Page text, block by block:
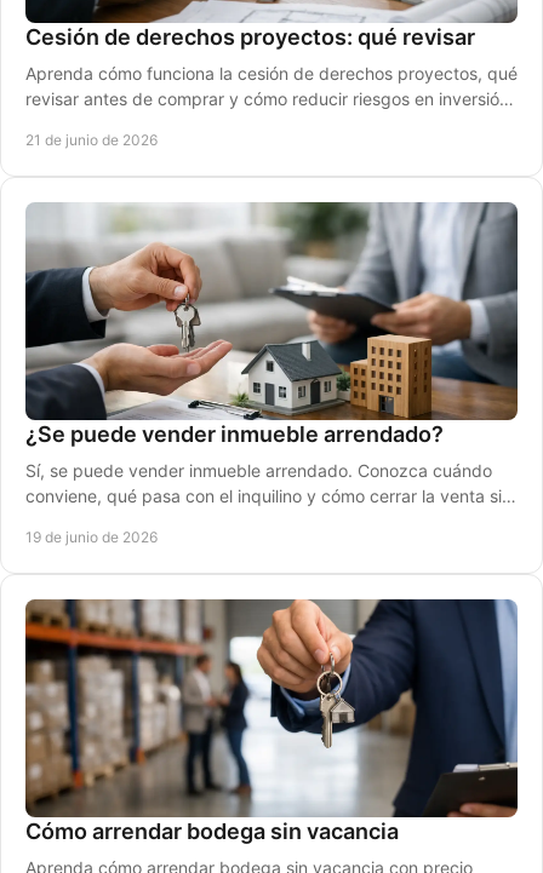
Cesión de derechos proyectos: qué revisar
Aprenda cómo funciona la cesión de derechos proyectos, qué
revisar antes de comprar y cómo reducir riesgos en inversión
21 de junio de 2026
¿Se puede vender inmueble arrendado?
Sí, se puede vender inmueble arrendado. Conozca cuándo
conviene, qué pasa con el inquilino y cómo cerrar la venta sin
19 de junio de 2026
Cómo arrendar bodega sin vacancia
Aprenda cómo arrendar bodega sin vacancia con precio